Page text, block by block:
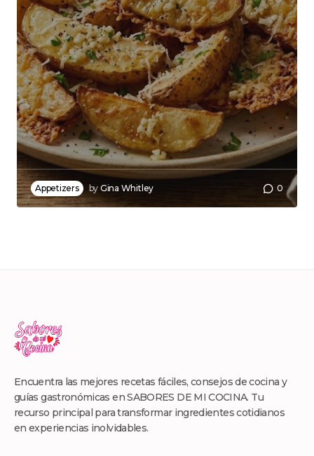
Appetizers by Gina Whitley 0
Encuentra las mejores recetas fáciles, consejos de cocina y
guías gastronómicas en SABORES DE MI COCINA. Tu
recurso principal para transformar ingredientes cotidianos
en experiencias inolvidables.